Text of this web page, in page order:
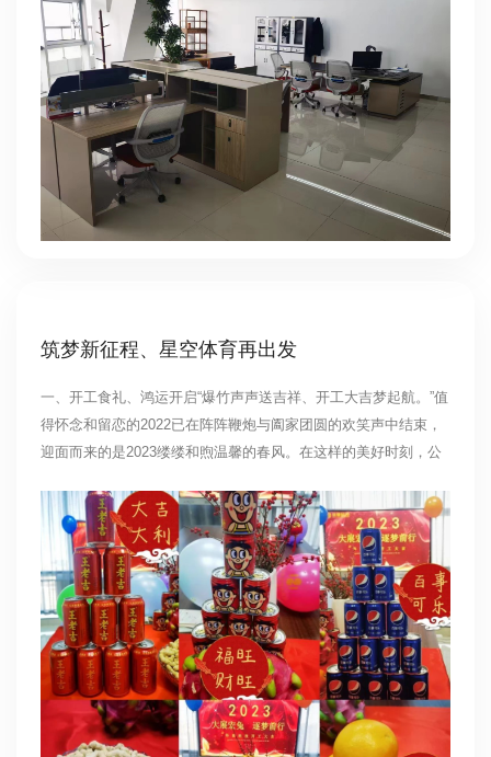
筑梦新征程、星空体育再出发
一、开工食礼、鸿运开启“爆竹声声送吉祥、开工大吉梦起航。”值
得怀念和留恋的2022已在阵阵鞭炮与阖家团圆的欢笑声中结束，
迎面而来的是2023缕缕和煦温馨的春风。在这样的美好时刻，公
热情、勤奋的努力、全身心的投入，为完成新一年的各项工作开
好头、起